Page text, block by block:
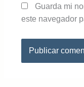
Guarda mi
este navegador